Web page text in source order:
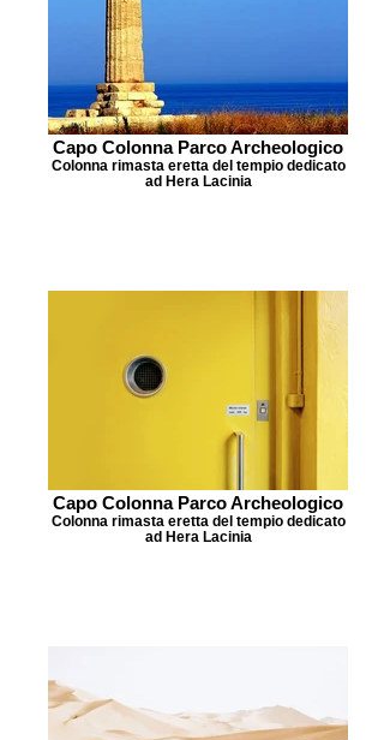
Capo Colonna Parco Archeologico
Colonna rimasta eretta del tempio dedicato
ad Hera Lacinia
Capo Colonna Parco Archeologico
Colonna rimasta eretta del tempio dedicato
ad Hera Lacinia